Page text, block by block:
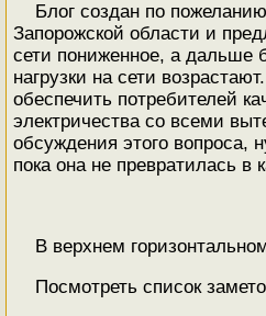
Блог создан по
Запорожской области и
сети пониженное, а дальше
нагрузки на сети
обеспечить потребителей
электричества со всеми
обсуждения этого вопроса,
пока она не превратилась в
В верхнем
Посмотреть список